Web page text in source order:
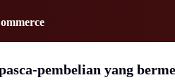
pembelian yang